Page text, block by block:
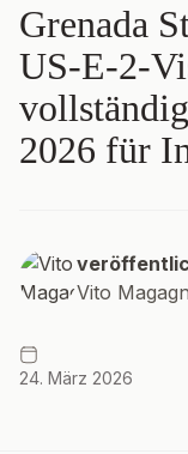
Grenada
US-E-2-
2026 für
Vito
24. März 2026